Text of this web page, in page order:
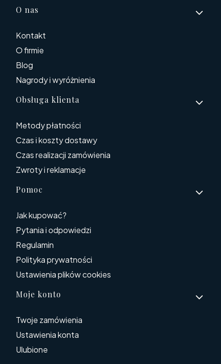
Linki w stopce
O nas
Kontakt
O firmie
Blog
Nagrody i wyróżnienia
Obsługa klienta
Metody płatności
Czas i koszty dostawy
Czas realizacji zamówienia
Zwroty i reklamacje
Pomoc
Jak kupować?
Pytania i odpowiedzi
Regulamin
Polityka prywatności
Ustawienia plików cookies
Moje konto
Twoje zamówienia
Ustawienia konta
Ulubione